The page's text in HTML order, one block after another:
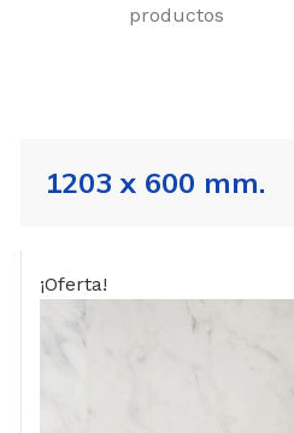
productos
1203 x 600 mm.
¡Oferta!